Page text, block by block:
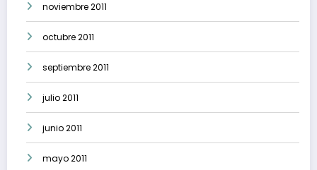
noviembre 2011
octubre 2011
septiembre 2011
julio 2011
junio 2011
mayo 2011